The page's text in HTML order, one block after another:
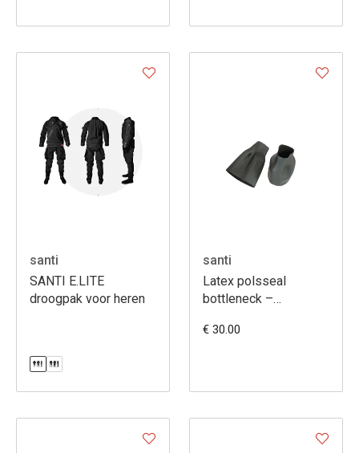
santi
SANTI E.LITE
droogpak voor heren
santi
Latex polsseal
bottleneck –
afdichting voor
€ 30.00